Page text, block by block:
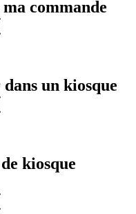
commande
un kiosque
kiosque